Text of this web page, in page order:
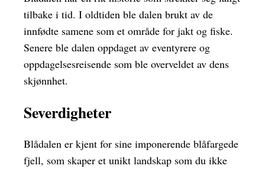
tilbake i tid. I oldtiden ble dalen brukt av de
innfødte samene som et område for jakt og fiske.
Senere ble dalen oppdaget av eventyrere og
oppdagelsesreisende som ble overveldet av dens
skjønnhet.
Severdigheter
Blådalen er kjent for sine imponerende blåfargede
fjell, som skaper et unikt landskap som du ikke